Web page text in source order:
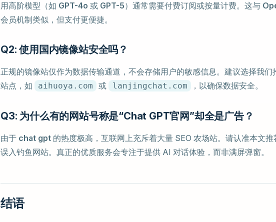
用高阶模型（如 GPT-4o 或 GPT-5）通常需要付费订阅或按量计费。这与
会员机制类似，但支付更便捷。
Q2: 使用国内镜像站安全吗？
正规的镜像站仅作为数据传输通道，不会存储用户的敏感信息。建议选择我们
站点，如
aihuoya.com 或 lanjingchat.com ，以确保数据安全。
Q3: 为什么有的网站号称是“Chat GPT官网”却全是广告？
由于 chat gpt 的热度极高，互联网上充斥着大量 SEO 农场站。请认准本文
误入钓鱼网站。真正的优质服务会专注于提供 AI 对话体验，而非满屏弹窗。
结语